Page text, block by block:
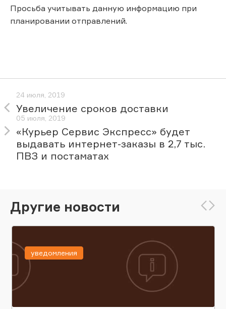
Просьба учитывать данную информацию при
планировании отправлений.
24 июля, 2019
Увеличение сроков доставки
05 июля, 2019
«Курьер Сервис Экспресс» будет
выдавать интернет-заказы в 2,7 тыс.
ПВЗ и постаматах
Другие новости
уведомления